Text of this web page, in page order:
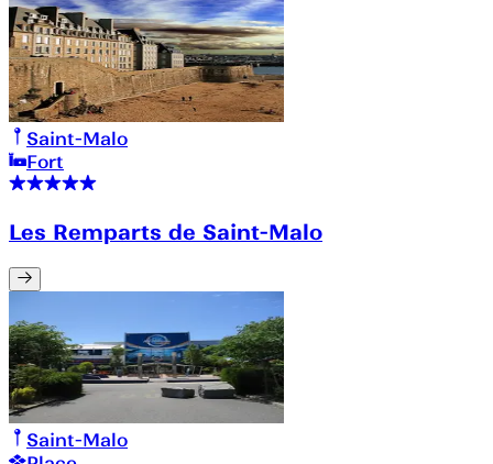
Saint-Malo
Fort
Les Remparts de Saint-Malo
Saint-Malo